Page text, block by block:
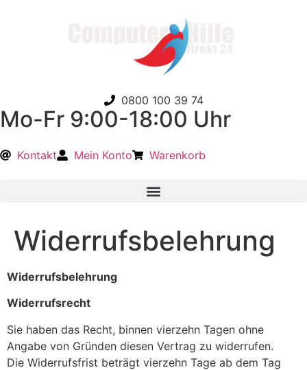
0800 100 39 74
Mo-Fr 9:00-18:00 Uhr
Kontakt Mein Konto Warenkorb
Widerrufsbelehrung
Widerrufsbelehrung
Widerrufsrecht
Sie haben das Recht, binnen vierzehn Tagen ohne
Angabe von Gründen diesen Vertrag zu widerrufen.
Die Widerrufsfrist beträgt vierzehn Tage ab dem Tag